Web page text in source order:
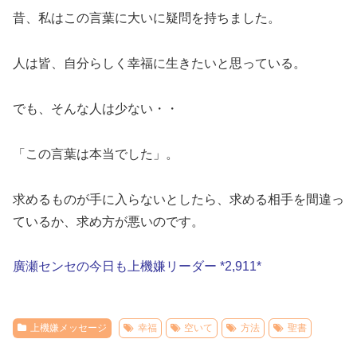
昔、私はこの言葉に大いに疑問を持ちました。
人は皆、自分らしく幸福に生きたいと思っている。
でも、そんな人は少ない・・
「この言葉は本当でした」。
求めるものが手に入らないとしたら、求める相手を間違っ
ているか、求め方が悪いのです。
廣瀬センセの今日も上機嫌リーダー *2,911*
上機嫌メッセージ 幸福 空いて 方法
聖書